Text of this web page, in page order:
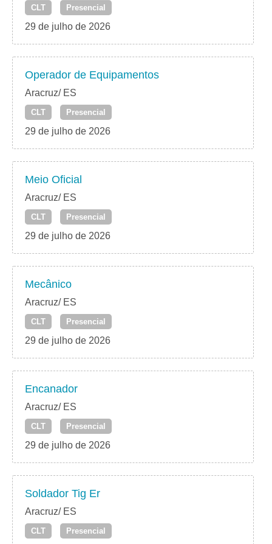
CLT Presencial
29 de julho de 2026
Operador de Equipamentos
Aracruz/ ES
CLT Presencial
29 de julho de 2026
Meio Oficial
Aracruz/ ES
CLT Presencial
29 de julho de 2026
Mecânico
Aracruz/ ES
CLT Presencial
29 de julho de 2026
Encanador
Aracruz/ ES
CLT Presencial
29 de julho de 2026
Soldador Tig Er
Aracruz/ ES
CLT Presencial